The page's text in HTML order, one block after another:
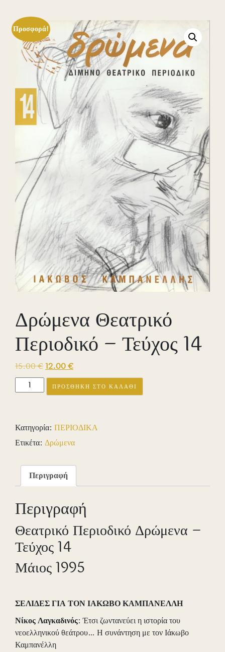
Προσφορά!
Δρώμενα Θεατρικό
Περιοδικό – Τεύχος 14
15.00€Original
price
was:
12.00€Η
τρέχουσα
τιμή
Δρώμενα
Θεατρικό
Τεύχος
14
ΠΡΟΣΘΉΚΗ ΣΤΟ ΚΑΛΆΘΙ
Κατηγορία: ΠΕΡΙΟΔΙΚΑ
Ετικέτα: Δρώμενα
Περιγραφή
Περιγραφή
Θεατρικό Περιοδικό Δρώμενα –
Τεύχος 14
Μάιος 1995
ΣΕΛΙΔΕΣ ΓΙΑ ΤΟΝ ΙΑΚΩΒΟ ΚΑΜΠΑΝΕΛΛΗ
ΝίκοςΛαγκαδινός: Έτσι ζωντανεύει η ιστορία του
νεοελληνικού θεάτρου… Η συνάντηση με τον Ιάκωβο
Καμπανέλλη